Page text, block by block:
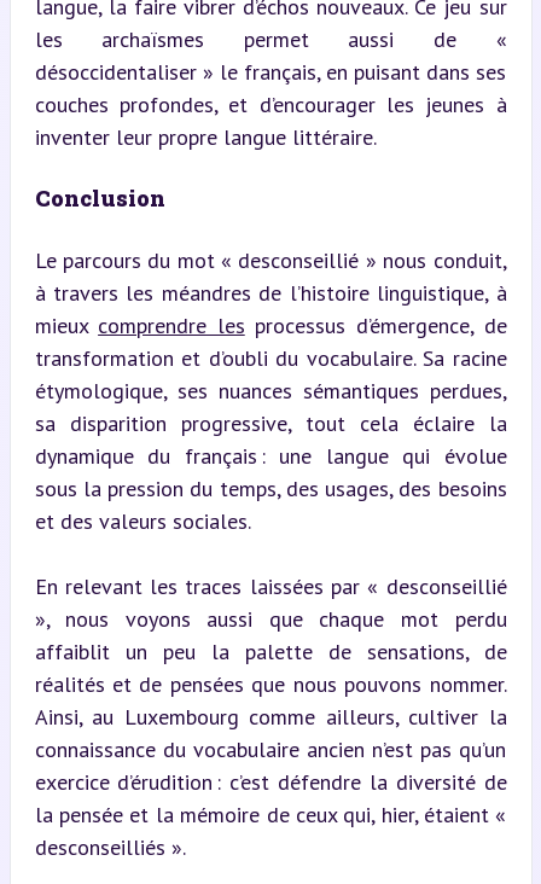
langue, la faire vibrer d’échos nouveaux. Ce jeu sur
les archaïsmes permet aussi de «
désoccidentaliser » le français, en puisant dans ses
couches profondes, et d’encourager les jeunes à
inventer leur propre langue littéraire.
Conclusion
Le parcours du mot « desconseillié » nous conduit,
à travers les méandres de l’histoire linguistique, à
mieux comprendre les processus d’émergence, de
transformation et d’oubli du vocabulaire. Sa racine
étymologique, ses nuances sémantiques perdues,
sa disparition progressive, tout cela éclaire la
dynamique du français : une langue qui évolue
sous la pression du temps, des usages, des besoins
et des valeurs sociales.
En relevant les traces laissées par « desconseillié
», nous voyons aussi que chaque mot perdu
affaiblit un peu la palette de sensations, de
réalités et de pensées que nous pouvons nommer.
Ainsi, au Luxembourg comme ailleurs, cultiver la
connaissance du vocabulaire ancien n’est pas qu’un
exercice d’érudition : c’est défendre la diversité de
la pensée et la mémoire de ceux qui, hier, étaient «
desconseilliés ».